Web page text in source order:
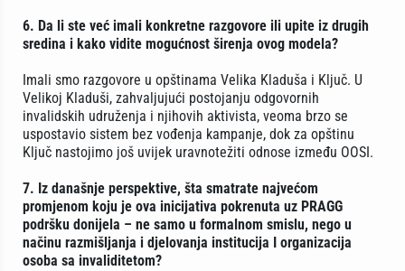
6. Da li ste već imali konkretne razgovore ili upite iz drugih
sredina i kako vidite mogućnost širenja ovog modela?
Imali smo razgovore u opštinama Velika Kladuša i Ključ. U
Velikoj Kladuši, zahvaljujući postojanju odgovornih
invalidskih udruženja i njihovih aktivista, veoma brzo se
uspostavio sistem bez vođenja kampanje, dok za opštinu
Ključ nastojimo još uvijek uravnotežiti odnose između OOSI.
7. Iz današnje perspektive, šta smatrate najvećom
promjenom koju je ova inicijativa pokrenuta uz PRAGG
podršku donijela – ne samo u formalnom smislu, nego u
načinu razmišljanja i djelovanja institucija I organizacija
osoba sa invaliditetom?